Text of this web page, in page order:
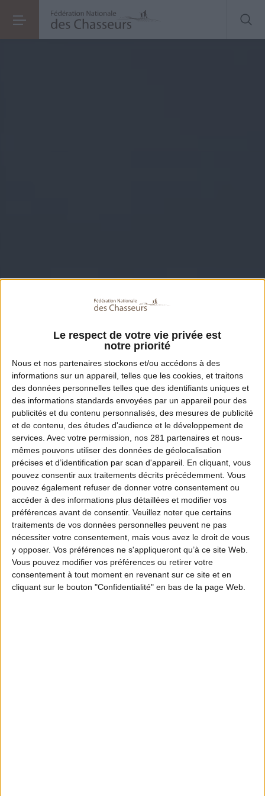
Le respect de votre vie privée est
notre priorité
Nous et nos partenaires stockons et/ou accédons à des
informations sur un appareil, telles que les cookies, et traitons
des données personnelles telles que des identifiants uniques et
des informations standards envoyées par un appareil pour des
publicités et du contenu personnalisés, des mesures de publicité
et de contenu, des études d'audience et le développement de
services. Avec votre permission, nos 281 partenaires et nous-
mêmes pouvons utiliser des données de géolocalisation
précises et d’identification par scan d'appareil. En cliquant, vous
pouvez consentir aux traitements décrits précédemment. Vous
pouvez également refuser de donner votre consentement ou
accéder à des informations plus détaillées et modifier vos
préférences avant de consentir. Veuillez noter que certains
traitements de vos données personnelles peuvent ne pas
nécessiter votre consentement, mais vous avez le droit de vous
y opposer. Vos préférences ne s'appliqueront qu’à ce site Web.
Vous pouvez modifier vos préférences ou retirer votre
consentement à tout moment en revenant sur ce site et en
cliquant sur le bouton "Confidentialité" en bas de la page Web.